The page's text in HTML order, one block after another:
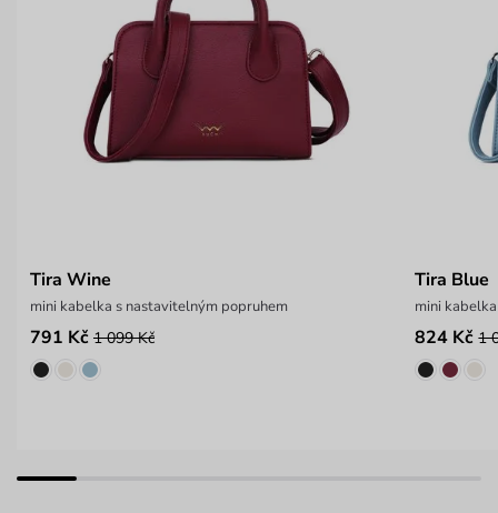
Tira Wine
mini kabelka s nastavitelným popruhem
791 Kč 1 099 Kč
Tira Blue
mini
824 Kč 1